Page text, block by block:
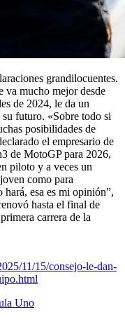
grandilocuentes.
va mucho mejor desde
de 2024, le da un
futuro. «Sobre todo si
posibilidades de
el empresario de
de MotoGP para 2026,
piloto y a veces un
como para
esa es mi opinión”,
hasta el final de
carrera de la
11/15/consejo-le-dan-
Uno